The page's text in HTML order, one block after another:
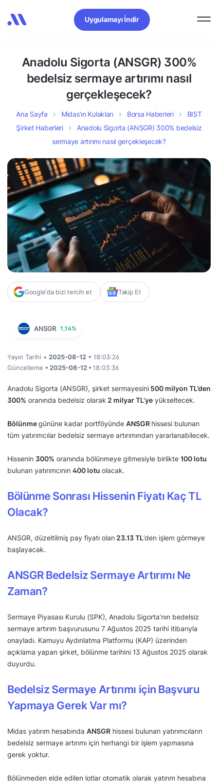
Uygulamayı İndir
Anadolu Sigorta (ANSGR) 300%
bedelsiz sermaye artırımı nasıl
gerçekleşecek?
Ana Sayfa Midas’ın Kulakları Borsa Haberleri
BIST
Şirket Haberleri
Anadolu Sigorta (ANSGR) 300% bedelsiz
sermaye artırımı nasıl gerçekleşecek?
Google'da bizi tercih et Takip Et
ANSGR 1,14%
Yayın Tarihi • 2025-08-12 • 18:03:26
Güncelleme • 2025-08-12 • 18:03:36
Anadolu Sigorta (ANSGR), şirket sermayesini 500 milyon TL’den
300% oranında bedelsiz olarak 2 milyar TL’ye yükseltecek.
Bölünmegününe kadar portföyünde ANSGR hissesi bulunan
tüm yatırımcılar bedelsiz sermaye artırımından yararlanabilecek.
Hissenin 300% oranında bölünmeye gitmesiyle birlikte 100 lotu
bulunan yatırımcının 400 lotu olacak.
Bölünme Sonrası Hissenin Fiyatı Kaç TL
Olacak?
ANSGR, düzeltilmiş pay fiyatı olan 23.13 TL’den işlem görmeye
başlayacak.
ANSGR Bedelsiz Sermaye Artırımı Ne
Zaman?
Sermaye Piyasası Kurulu (SPK), Anadolu Sigorta’nın bedelsiz
sermaye artırım başvurusunu 7 Ağustos 2025 tarihi itibarıyla
onayladı. Kamuyu Aydınlatma Platformu (KAP) üzerinden
açıklama yapan şirket, bölünme tarihini 13 Ağustos 2025 olarak
duyurdu.
Bedelsiz Sermaye Artırımı için Başvuru
Yapmaya Gerek Var mı?
Midas yatırım hesabında ANSGR hissesi bulunan yatırımcıların
bedelsiz sermaye artırımı için herhangi bir işlem yapmasına
gerek yoktur.
Bölünmeden elde edilen lotlar otomatik olarak yatırım hesabına